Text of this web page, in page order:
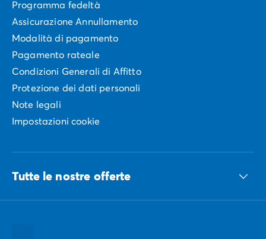
Programma fedeltà
Assicurazione Annullamento
Modalità di pagamento
Pagamento rateale
Condizioni Generali di Affitto
Protezione dei dati personali
Note legali
Impostazioni cookie
Tutte le nostre offerte